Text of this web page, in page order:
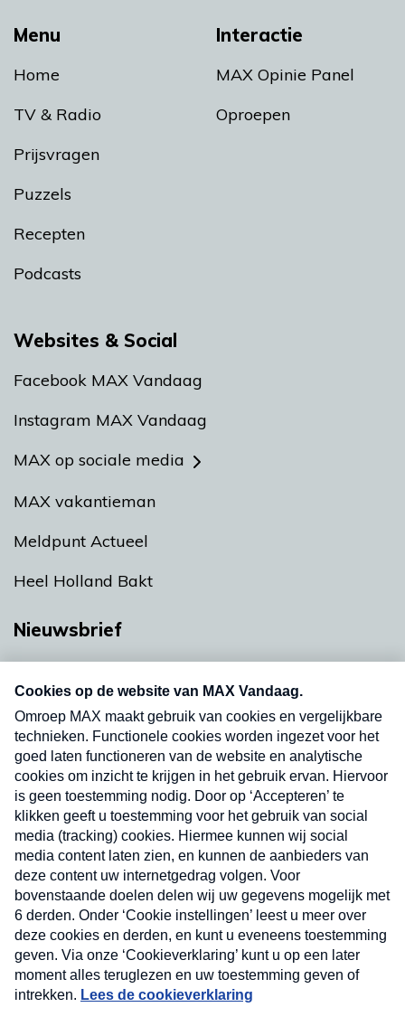
Menu
Home
TV & Radio
Prijsvragen
Puzzels
Recepten
Podcasts
Interactie
MAX Opinie Panel
Oproepen
Websites & Social
Facebook MAX Vandaag
Instagram MAX Vandaag
MAX op sociale media
MAX vakantieman
Meldpunt Actueel
Heel Holland Bakt
Nieuwsbrief
nieuwsbrief. Elke vrijdag- en dinsdagochtend in
uw mailbox.
Verzend
Nieuwsbrief
Neem hier een gratis abonnement op onze
nieuwsbrief. Elke vrijdag- en dinsdagochtend in uw